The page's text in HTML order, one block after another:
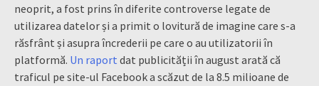
neoprit, a fost prins în diferite controverse legate de
utilizarea datelor și a primit o lovitură de imagine care s-a
răsfrânt și asupra încrederii pe care o au utilizatorii în
platformă. Un raport dat publicității în august arată că
traficul pe site-ul Facebook a scăzut de la 8.5 milioane de